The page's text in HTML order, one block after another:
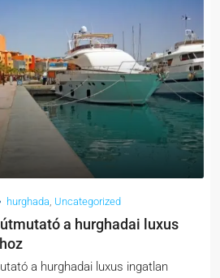
hurghada Uncategorized
a hurghadai luxus
a hurghadai luxus ingatlan